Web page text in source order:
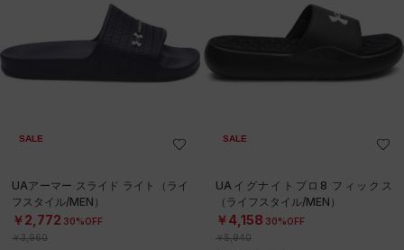
SALE
UAアーマー スライド ライト（ライ
フスタイル/MEN）
￥2,772 30%OFF
￥3,960
SALE
UAイグナイトプロ8 フィックス
（ライフスタイル/MEN）
￥4,158 30%OFF
￥5,940